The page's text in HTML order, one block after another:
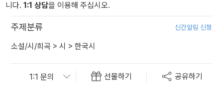
니다. 1:1 상담을 이용해 주십시오.
주제분류 신간알림 신청
소설/시/희곡 > 시 > 한국시
선물하기 공유하기